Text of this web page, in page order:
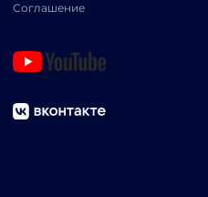
Соглашение